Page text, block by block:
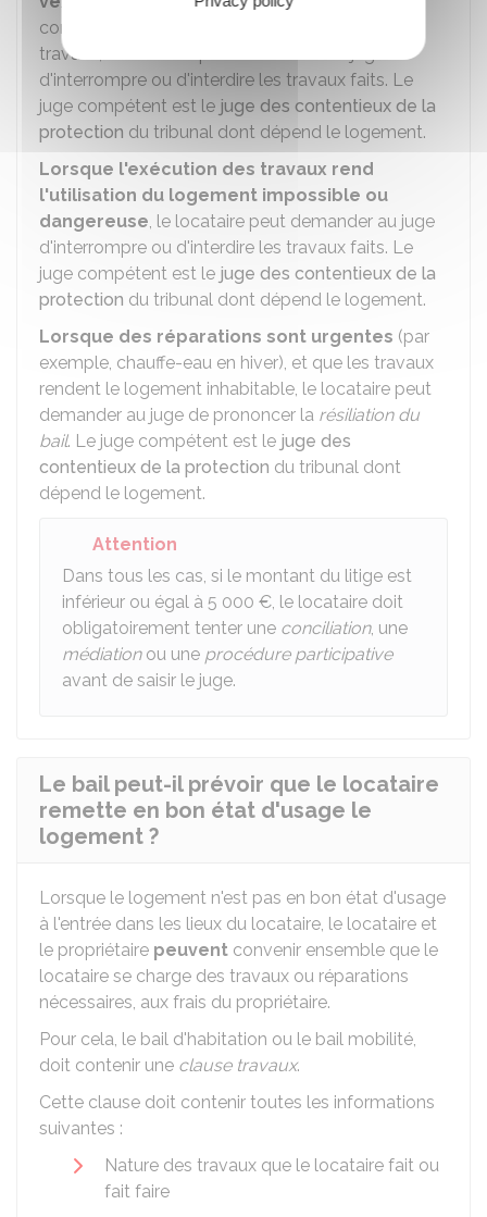
conditions indiquées dans la
travaux, le locataire peut demander au juge
d'interrompre ou d'interdire les travaux faits. Le
juge compétent est le juge des contentieux de la
protection du tribunal dont dépend le logement.
Lorsque l'exécution des travaux rend
l'utilisation du logement impossible ou
dangereuse, le locataire peut demander au juge
d'interrompre ou d'interdire les travaux faits. Le
juge compétent est le juge des contentieux de la
protection du tribunal dont dépend le logement.
Lorsque des réparations sont urgentes (par
exemple, chauffe-eau en hiver), et que les travaux
rendent le logement inhabitable, le locataire peut
demander au juge de prononcer la résiliation du
bail. Le juge compétent est le juge des
contentieux de la protection du tribunal dont
dépend le logement.
Attention
Dans tous les cas, si le montant du litige est
inférieur ou égal à 5 000 €, le locataire doit
obligatoirement tenter une conciliation, une
médiationou une procédure participative
avant de saisir le juge.
Le bail peut-il prévoir que le locataire
remette en bon état d'usage le
logement ?
Lorsque le logement n'est pas en bon état d'usage
à l'entrée dans les lieux du locataire, le locataire et
le propriétaire peuvent convenir ensemble que le
locataire se charge des travaux ou réparations
nécessaires, aux frais du propriétaire.
Pour cela, le bail d'habitation ou le bail mobilité,
doit contenir une clausetravaux.
Cette clause doit contenir toutes les informations
suivantes :
Nature des travaux que le locataire fait ou
fait faire